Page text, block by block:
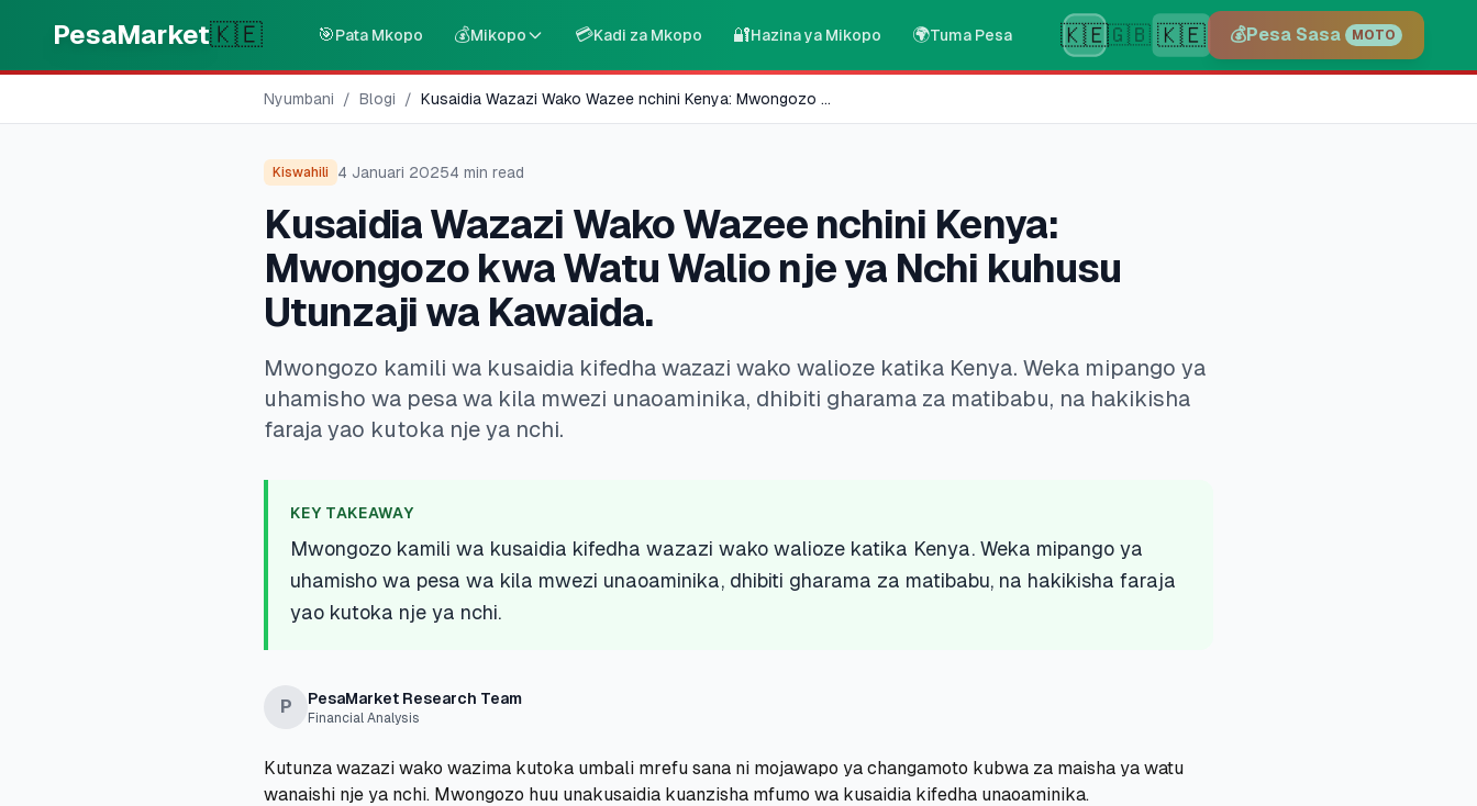
PesaMarket🇰🇪 🎯Pata Mkopo 💰Mikopo 💳Kadi za Mkopo 🔐Hazina ya Mikopo 🌍Tuma Pesa 🇰🇪🇬🇧 🇰🇪 💰Pesa Sasa MOTO
Nyumbani / Blogi / Kusaidia Wazazi Wako Wazee nchini Kenya: Mwongozo ...
Kiswahili 4 Januari 20254 min read
Kusaidia Wazazi Wako Wazee nchini Kenya:
Mwongozo kwa Watu Walio nje ya Nchi kuhusu
Utunzaji wa Kawaida.
Mwongozo kamili wa kusaidia kifedha wazazi wako walioze katika Kenya. Weka mipango ya
uhamisho wa pesa wa kila mwezi unaoaminika, dhibiti gharama za matibabu, na hakikisha
faraja yao kutoka nje ya nchi.
KEY TAKEAWAY
Mwongozo kamili wa kusaidia kifedha wazazi wako walioze katika Kenya. Weka mipango ya
uhamisho wa pesa wa kila mwezi unaoaminika, dhibiti gharama za matibabu, na hakikisha faraja
yao kutoka nje ya nchi.
P PesaMarket Research Team
Financial Analysis
Kutunza wazazi wako wazima kutoka umbali mrefu sana ni mojawapo ya changamoto kubwa za maisha ya watu
wanaishi nje ya nchi. Mwongozo huu unakusaidia kuanzisha mfumo wa kusaidia kifedha unaoaminika.